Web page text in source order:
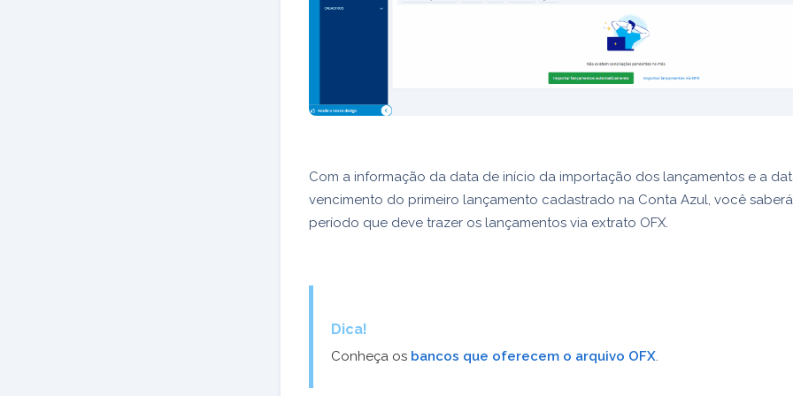
Com a informação da data de início da importação dos lançamentos e a
vencimento do primeiro lançamento cadastrado na Conta Azul, você
período que deve trazer os lançamentos via extrato OFX.
Dica!
Conheça os bancos que oferecem o arquivo OFX.